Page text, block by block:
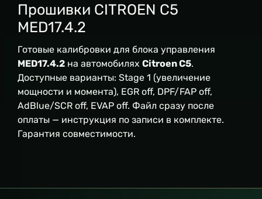
Прошивки CITROEN C5
MED17.4.2
Готовые калибровки для блока управления
MED17.4.2 на автомобилях Citroen C5.
Доступные варианты: Stage 1 (увеличение
мощности и момента), EGR off, DPF/FAP off,
AdBlue/SCR off, EVAP off. Файл сразу после
оплаты — инструкция по записи в комплекте.
Гарантия совместимости.